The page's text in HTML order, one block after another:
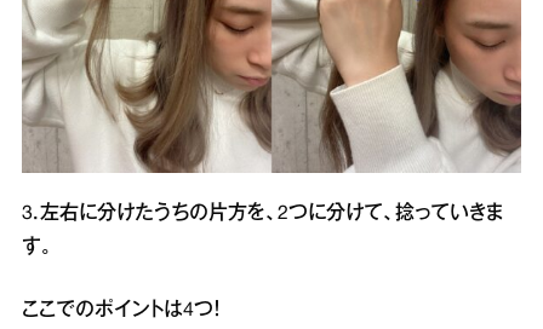
3．左右に分けたうちの片方を、2つに分けて、捻っていきま
す。
ここでのポイントは4つ！